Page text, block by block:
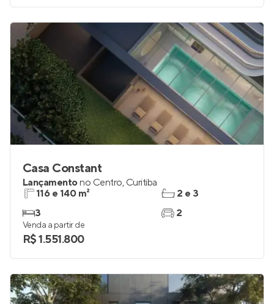
Casa Constant
Lançamentono Centro, Curitiba
116 e 140 m²
3
2 e 3
2
Venda a partir de
R$ 1.551.800